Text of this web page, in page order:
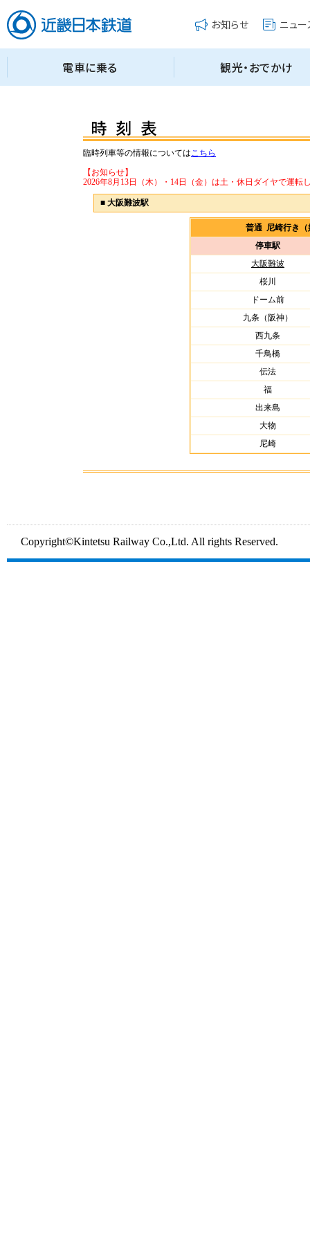
臨時列車等の情報についてはこちら
【お知らせ】
2026年8月13日（木）・14日（金）は土・休日ダイヤで運転
■ 大阪難波駅
普通 尼崎行き
停車駅
大阪難波
桜川
ドーム前
九条（阪神）
西九条
千鳥橋
伝法
福
出来島
大物
尼崎